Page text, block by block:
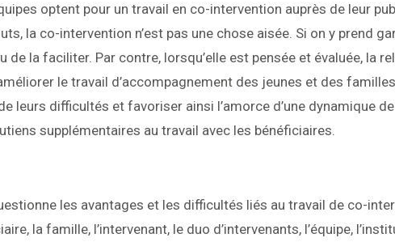
optent pour un travail en co-intervention auprès de leur
la co-intervention n’est pas une chose aisée. Si on y prend
de la faciliter. Par contre, lorsqu’elle est pensée et évaluée, la
le travail d’accompagnement des jeunes et des
leurs difficultés et favoriser ainsi l’amorce d’une dynamique
supplémentaires au travail avec les bénéficiaires.
les avantages et les difficultés liés au travail de co-
la famille, l’intervenant, le duo d’intervenants, l’équipe,